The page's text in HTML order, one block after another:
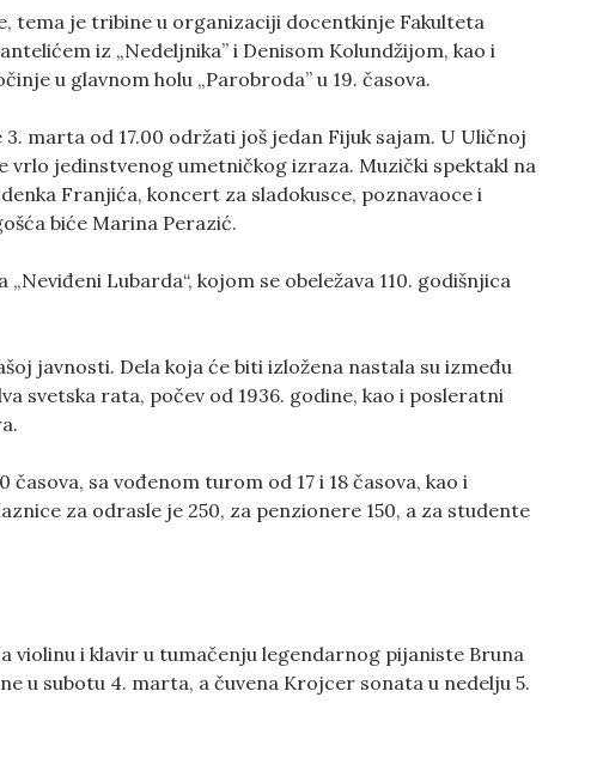
tema je tribine u organizaciji docentkinje Fakulteta
iz „Nedeljnika” i Denisom Kolundžijom, kao i
u glavnom holu „Parobroda” u 19. časova.
marta od 17.00 održati još jedan Fijuk sajam. U Uličnoj
vrlo jedinstvenog umetničkog izraza. Muzički spektakl na
Franjića, koncert za sladokusce, poznavaoce i
biće Marina Perazić.
Lubarda“, kojom se obeležava 110. godišnjica
javnosti. Dela koja će biti izložena nastala su između
svetska rata, počev od 1936. godine, kao i posleratni
sa vođenom turom od 17 i 18 časova, kao i
za odrasle je 250, za penzionere 150, a za studente
violinu i klavir u tumačenju legendarnog pijaniste Bruna
u subotu 4. marta, a čuvena Krojcer sonata u nedelju 5.